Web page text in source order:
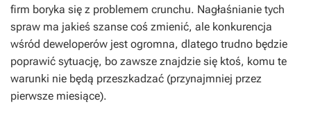
firm boryka się z problemem crunchu. Nagłaśnianie tych
spraw ma jakieś szanse coś zmienić, ale konkurencja
wśród deweloperów jest ogromna, dlatego trudno będzie
poprawić sytuację, bo zawsze znajdzie się ktoś, komu te
warunki nie będą przeszkadzać (przynajmniej przez
pierwsze miesiące).